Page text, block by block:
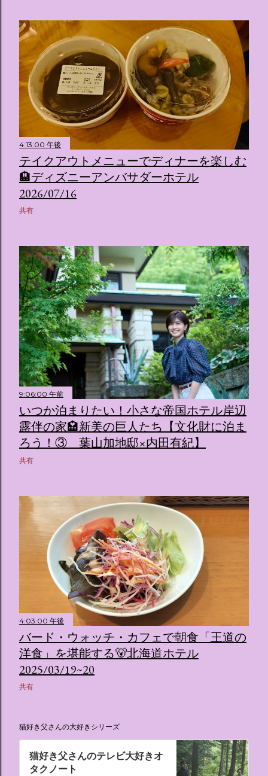
4:13:00 午後
テイクアウトメニューでディナーを楽しむ
🏨ディズニーアンバサダーホテル
2026/07/16
共有
9:06:00 午前
いつか泊まりたい！小さな帝国ホテル岸辺
露伴の家🏩新美の巨人たち【文化財に泊ま
ろう！③ 葉山加地邸×内田有紀】
共有
4:03:00 午後
バード・ウォッチ・カフェで朝食「王道の
洋食」を堪能する🐻北海道ホテル
2025/03/19~20
共有
猫好き父さんの大好きシリーズ
猫好き父さんのテレビ大好きオ
タクノート